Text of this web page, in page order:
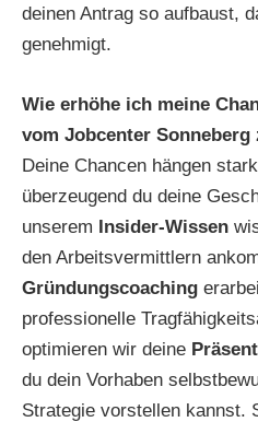
deinen Antrag so aufbaust,
genehmigt.
Wie erhöhe ich meine
vom Jobcenter Sonneberg
Deine Chancen hängen
überzeugend du deine
unserem Insider-Wissen
den Arbeitsvermittlern
Gründungscoaching
professionelle
optimieren wir deine
du dein Vorhaben
Strategie vorstellen kannst.